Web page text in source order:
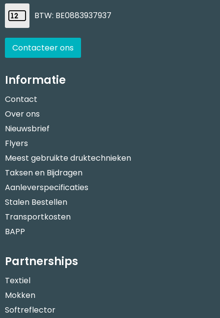
BTW: BE0883937937
Contacteer ons
Informatie
Contact
Over ons
Nieuwsbrief
Flyers
Meest gebruikte druktechnieken
Taksen en Bijdragen
Aanleverspecificaties
Stalen Bestellen
Transportkosten
BAPP
Partnerships
Textiel
Mokken
Softreflector